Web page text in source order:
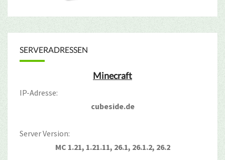
SERVERADRESSEN
Minecraft
IP-Adresse:
cubeside.de
Server Version:
MC 1.21, 1.21.11, 26.1, 26.1.2, 26.2